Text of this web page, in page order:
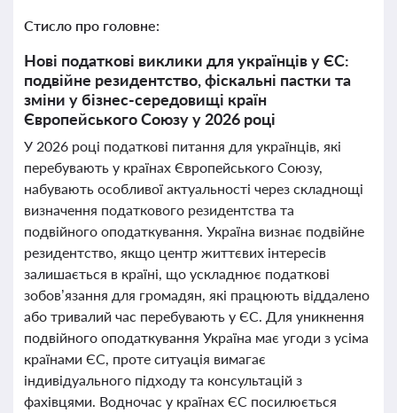
Стисло про головне:
Нові податкові виклики для українців у ЄС:
подвійне резидентство, фіскальні пастки та
зміни у бізнес-середовищі країн
Європейського Союзу у 2026 році
У 2026 році податкові питання для українців, які
перебувають у країнах Європейського Союзу,
набувають особливої актуальності через складнощі
визначення податкового резидентства та
подвійного оподаткування. Україна визнає подвійне
резидентство, якщо центр життєвих інтересів
залишається в країні, що ускладнює податкові
зобов’язання для громадян, які працюють віддалено
або тривалий час перебувають у ЄС. Для уникнення
подвійного оподаткування Україна має угоди з усіма
країнами ЄС, проте ситуація вимагає
індивідуального підходу та консультацій з
фахівцями. Водночас у країнах ЄС посилюється